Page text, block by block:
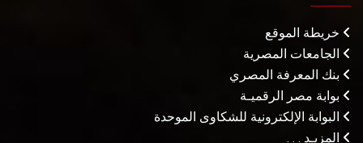
خريطة الموقع
الجامعات المصرية
بنك المعرفة المصري
بوابة مصر الرقميـة
البوابة الإلكترونية للشكاوى الموحدة
المزيـد . . .